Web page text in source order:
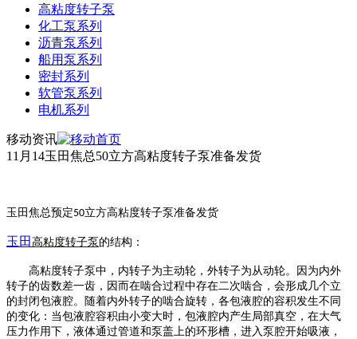
高粘度转子泵
化工泵系列
沥青泵系列
船用泵系列
密封系列
软管泵系列
电机系列
移动资讯
11月14玉田焦总50立方高粘度转子泵准备发货
玉田焦总预定50立方高粘度转子泵准备发货
玉田 高粘度转子泵 的结构：
高粘度转子泵中，内转子为主动轮，外转子为从动轮。因为内外
转子的齿数差一齿，因而在啮合过程中存在二次啮合，会形成几个立
的封闭包液腔。随着内外转子的啮合旋转，各包液腔的容积发生不同
的变化：当包液腔容积由小变大时，包液腔内产生局部真空，在大气
压力作用下，液体通过管道和泵盖上的环形槽，进入泵腔开始吸液，